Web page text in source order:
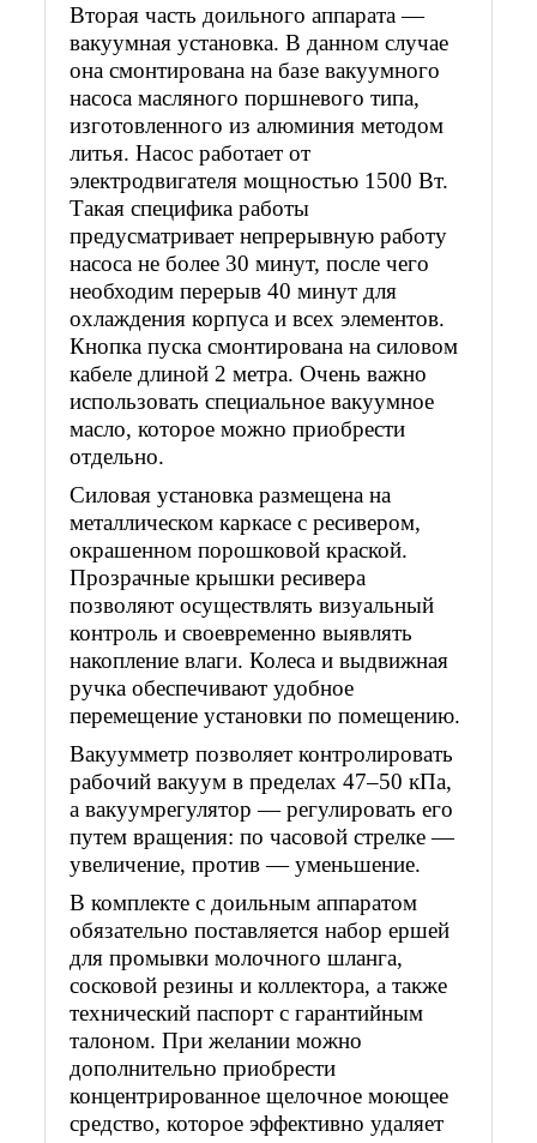
Вторая часть доильного аппарата —
вакуумная установка. В данном случае
она смонтирована на базе вакуумного
насоса масляного поршневого типа,
изготовленного из алюминия методом
литья. Насос работает от
электродвигателя мощностью 1500 Вт.
Такая специфика работы
предусматривает непрерывную работу
насоса не более 30 минут, после чего
необходим перерыв 40 минут для
охлаждения корпуса и всех элементов.
Кнопка пуска смонтирована на силовом
кабеле длиной 2 метра. Очень важно
использовать специальное вакуумное
масло, которое можно приобрести
отдельно.
Силовая установка размещена на
металлическом каркасе с ресивером,
окрашенном порошковой краской.
Прозрачные крышки ресивера
позволяют осуществлять визуальный
контроль и своевременно выявлять
накопление влаги. Колеса и выдвижная
ручка обеспечивают удобное
перемещение установки по помещению.
Вакуумметр позволяет контролировать
рабочий вакуум в пределах 47–50 кПа,
а вакуумрегулятор — регулировать его
путем вращения: по часовой стрелке —
увеличение, против — уменьшение.
В комплекте с доильным аппаратом
обязательно поставляется набор ершей
для промывки молочного шланга,
сосковой резины и коллектора, а также
технический паспорт с гарантийным
талоном. При желании можно
дополнительно приобрести
концентрированное щелочное моющее
средство, которое эффективно удаляет